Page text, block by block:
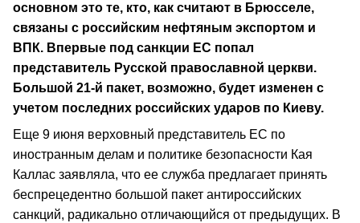
основном это те, кто, как считают в Брюсселе,
связаны с российским нефтяным экспортом и
ВПК. Впервые под санкции ЕС попал
представитель Русской православной церкви.
Большой 21-й пакет, возможно, будет изменен с
учетом последних российских ударов по Киеву.
Еще 9 июня верховный представитель ЕС по
иностранным делам и политике безопасности Кая
Каллас заявляла, что ее служба предлагает принять
беспрецедентно большой пакет антироссийских
санкций, радикально отличающийся от предыдущих. В